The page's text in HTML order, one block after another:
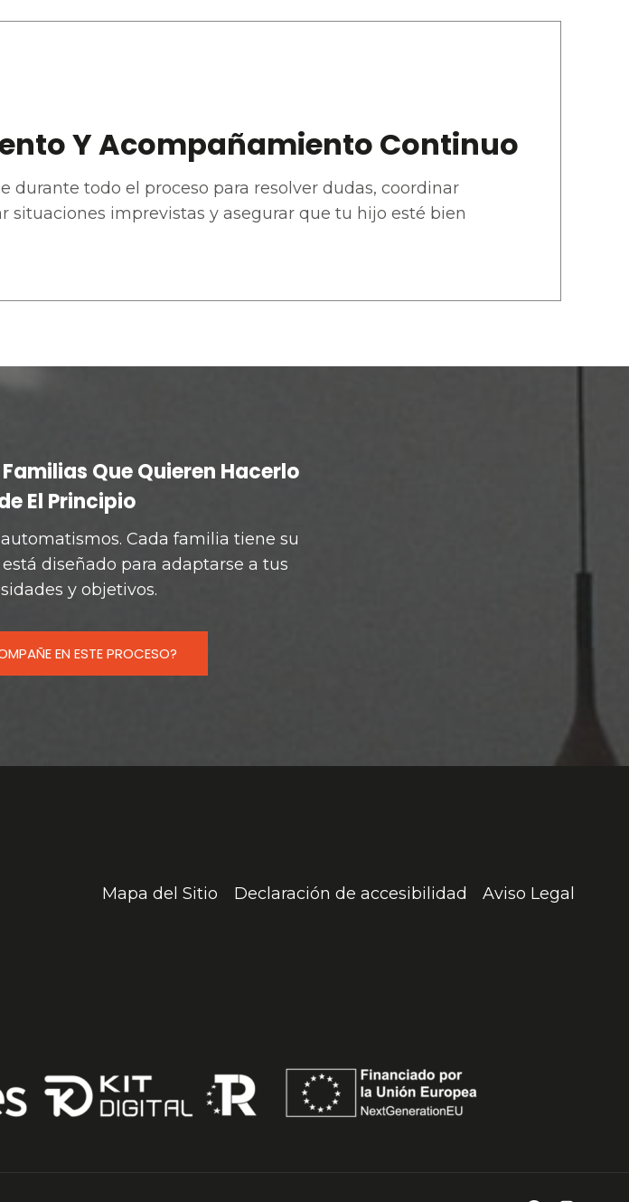
Y Acompañamiento Continuo
durante todo el proceso para resolver dudas, coordinar
situaciones imprevistas y asegurar que tu hijo esté bien
Que Quieren Hacerlo
El Principio
Cada familia tiene su
diseñado para adaptarse a tus
y objetivos.
EN ESTE PROCESO?
Mapa del Sitio Declaración de accesibilidad Aviso Legal